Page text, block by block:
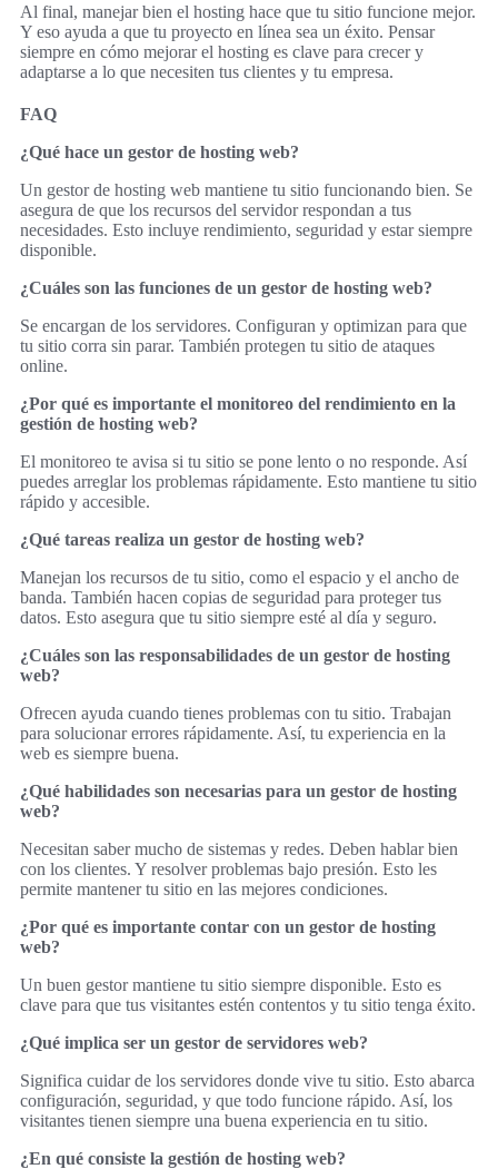
Al final, manejar bien el hosting hace que tu sitio funcione mejor.
Y eso ayuda a que tu proyecto en línea sea un éxito. Pensar
siempre en cómo mejorar el hosting es clave para crecer y
adaptarse a lo que necesiten tus clientes y tu empresa.
FAQ
¿Qué hace un gestor de hosting web?
Un gestor de hosting web mantiene tu sitio funcionando bien. Se
asegura de que los recursos del servidor respondan a tus
necesidades. Esto incluye rendimiento, seguridad y estar siempre
disponible.
¿Cuáles son las funciones de un gestor de hosting web?
Se encargan de los servidores. Configuran y optimizan para que
tu sitio corra sin parar. También protegen tu sitio de ataques
online.
¿Por qué es importante el monitoreo del rendimiento en la
gestión de hosting web?
El monitoreo te avisa si tu sitio se pone lento o no responde. Así
puedes arreglar los problemas rápidamente. Esto mantiene tu sitio
rápido y accesible.
¿Qué tareas realiza un gestor de hosting web?
Manejan los recursos de tu sitio, como el espacio y el ancho de
banda. También hacen copias de seguridad para proteger tus
datos. Esto asegura que tu sitio siempre esté al día y seguro.
¿Cuáles son las responsabilidades de un gestor de hosting
web?
Ofrecen ayuda cuando tienes problemas con tu sitio. Trabajan
para solucionar errores rápidamente. Así, tu experiencia en la
web es siempre buena.
¿Qué habilidades son necesarias para un gestor de hosting
web?
Necesitan saber mucho de sistemas y redes. Deben hablar bien
con los clientes. Y resolver problemas bajo presión. Esto les
permite mantener tu sitio en las mejores condiciones.
¿Por qué es importante contar con un gestor de hosting
web?
Un buen gestor mantiene tu sitio siempre disponible. Esto es
clave para que tus visitantes estén contentos y tu sitio tenga éxito.
¿Qué implica ser un gestor de servidores web?
Significa cuidar de los servidores donde vive tu sitio. Esto abarca
configuración, seguridad, y que todo funcione rápido. Así, los
visitantes tienen siempre una buena experiencia en tu sitio.
¿En qué consiste la gestión de hosting web?